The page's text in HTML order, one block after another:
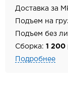
Доставка за
Подъем на
Подъем без
Сборка: 1 200
Подробнее